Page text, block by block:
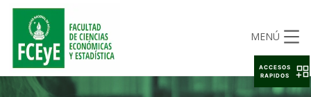
MENÚ
ACCESOS
RAPIDOS